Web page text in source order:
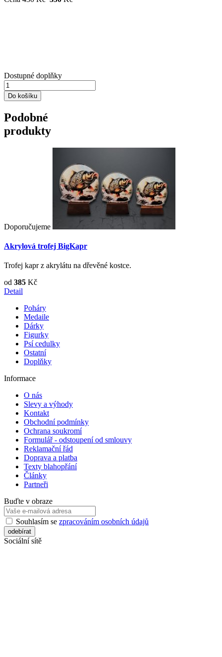
Dostupné doplňky
Podobné
produkty
Doporučujeme
Akrylová trofej BigKapr
Trofej kapr z akrylátu na dřevěné kostce.
od 385 Kč
Detail
Poháry
Medaile
Dárky
Figurky
Psí cedulky
Ostatní
Doplňky
Informace
O nás
Slevy a výhody
Kontakt
Obchodní podmínky
Ochrana soukromí
Formulář - odstoupení od smlouvy
Reklamační řád
Doprava a platba
Texty blahopřání
Články
Partneři
Buďte v obraze
Souhlasím se zpracováním osobních údajů
Sociální sítě